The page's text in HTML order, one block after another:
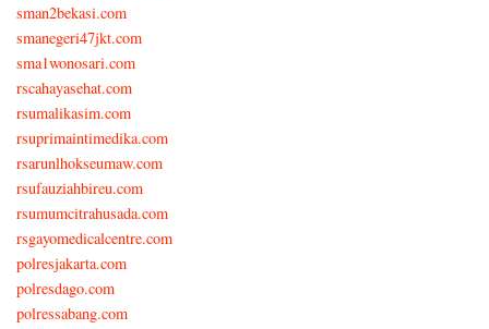
sman2bekasi.com
smanegeri47jkt.com
sma1wonosari.com
rscahayasehat.com
rsumalikasim.com
rsuprimaintimedika.com
rsarunlhokseumaw.com
rsufauziahbireu.com
rsumumcitrahusada.com
rsgayomedicalcentre.com
polresjakarta.com
polresdago.com
polressabang.com